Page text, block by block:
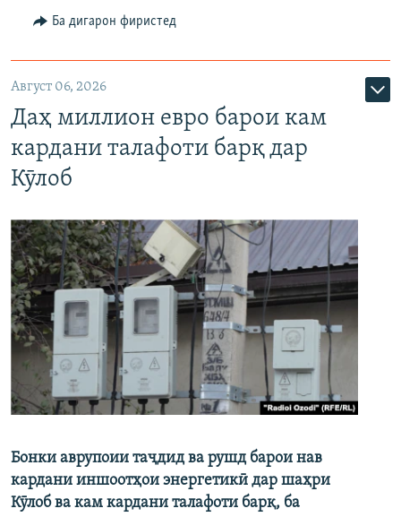
Ба дигарон фиристед
Август 06, 2026
Даҳ миллион евро барои кам
кардани талафоти барқ дар
Кӯлоб
Бонки аврупоии таҷдид ва рушд барои нав
кардани иншоотҳои энергетикӣ дар шаҳри
Кӯлоб ва кам кардани талафоти барқ, ба